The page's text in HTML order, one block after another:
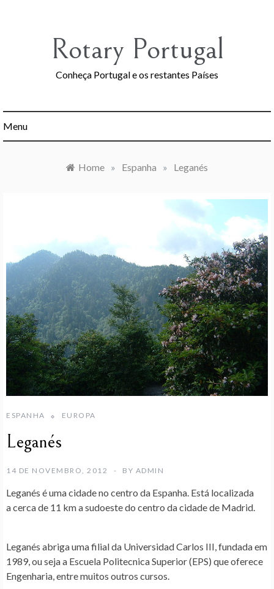
Rotary Portugal
Conheça Portugal e os restantes Países
Menu
Home » Espanha » Leganés
ESPANHA EUROPA
Leganés
14 DE NOVEMBRO, 2012 BY ADMIN
Leganés é uma cidade no centro da Espanha. Está localizada
a cerca de 11 km a sudoeste do centro da cidade de Madrid.
Leganés abriga uma filial da Universidad Carlos III, fundada em
1989, ou seja a Escuela Politecnica Superior (EPS) que oferece
Engenharia, entre muitos outros cursos.